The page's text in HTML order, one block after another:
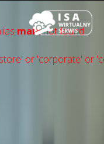
mainnot found.
or 'сorporate' or